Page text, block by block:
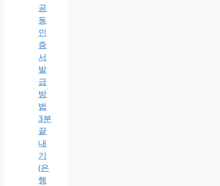
공
동
인
증
서
발
급
방
법
3분
끝
내
기
(은
행